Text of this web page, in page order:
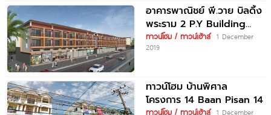
อาคารพาณิชย์ พี.วาย บิลดิ้ง
พระราม 2 P.Y Building
Rama 2
ทาวน์โฮม / ทาวน์เฮ้าส์ 1 December
2019
ทาวน์โฮม บ้านพิศาล
โครงการ 14 Baan Pisan 14
ทาวน์โฮม / ทาวน์เฮ้าส์ 1 December